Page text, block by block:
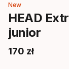
New
HEAD
junior
170 zł
Cena końcowa